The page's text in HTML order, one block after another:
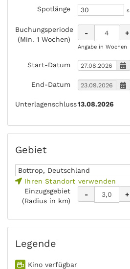
Spotlänge s
Buchungsperiode
(Min. 1 Wochen)
- +
Angabe in Wochen
Start-Datum
End-Datum
Unterlagenschluss13.08.2026
Gebiet
Ihren Standort verwenden
Einzugsgebiet
(Radius in km)
- +
Legende
Kino verfügbar